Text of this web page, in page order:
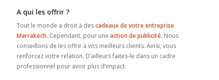
A qui les offrir ?
Tout le monde a droit à descadeaux de votre entreprise
Marrakech. Cependant, pour une action de publicité. Nous
conseillons de les offrir à vos meilleurs clients. Ainsi, vous
renforcez votre relation. D’ailleurs faites-le dans un cadre
professionnel pour avoir plus d’impact.